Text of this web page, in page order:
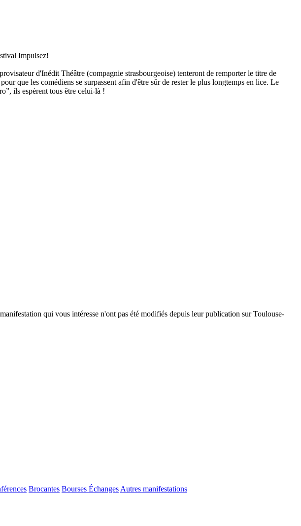
Impulsez!
d'Inédit Théâtre (compagnie strasbourgeoise) tenteront de remporter le titre de
que les comédiens se surpassent afin d'être sûr de rester le plus longtemps en lice. Le
ils espèrent tous être celui-là !
qui vous intéresse n'ont pas été modifiés depuis leur publication sur Toulouse-
Brocantes Bourses Échanges Autres manifestations